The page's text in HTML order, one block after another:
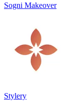
Sogni Makeover
Stylery